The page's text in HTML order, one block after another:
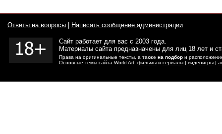
Ответы на вопросы Написать сообщение администрации
Сайт работает для вас с 2003 года.
Материалы сайта предназначены для лиц 18 лет и
Права на оригинальные тексты, а также на подбор и
Основные темы сайта World Art: фильмы и сериалы | видеоигры |